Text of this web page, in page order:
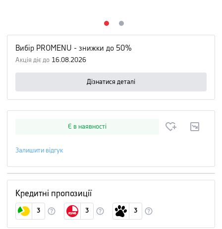
Вибір PROMENU - знижки до 50%
Акція діє до 16.08.2026
Дізнатися деталі
Є в наявності
Залишити відгук
Кредитні пропозиції
3 3 3